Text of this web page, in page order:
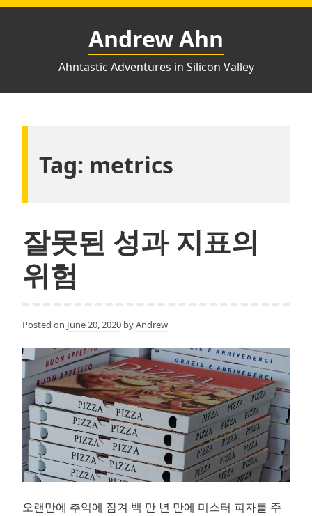
Skip
Andrew Ahn
Ahntastic Adventures in Silicon Valley
Tag: metrics
잘못된 성과 지표의
위험
Posted on June 20, 2020 byAndrew
오랜만에 추억에 잠겨 백 만 년 만에 미스터 피자를 주